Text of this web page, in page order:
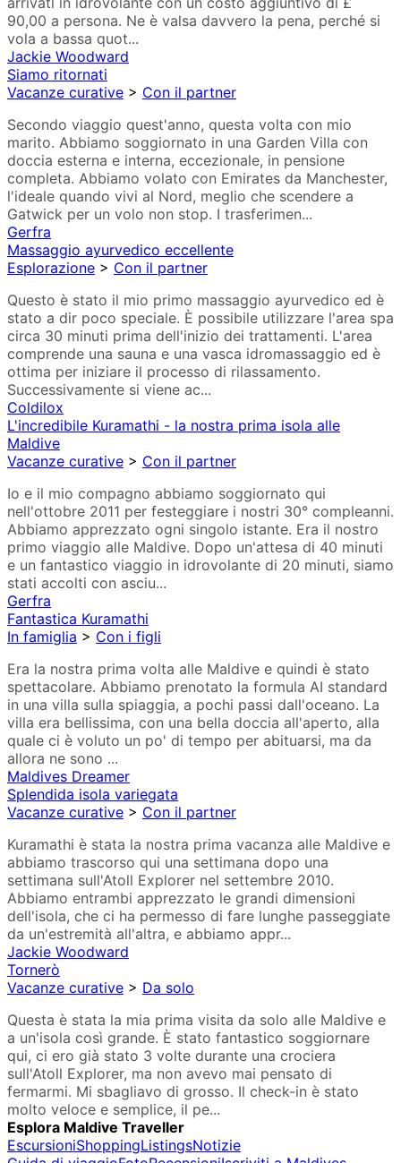
90,00 a persona. Ne è valsa davvero la pena, perché si
vola a bassa quot...
Jackie Woodward
Siamo ritornati
Vacanze curative > Con il partner
Secondo viaggio quest'anno, questa volta con mio
marito. Abbiamo soggiornato in una Garden Villa con
doccia esterna e interna, eccezionale, in pensione
completa. Abbiamo volato con Emirates da Manchester,
l'ideale quando vivi al Nord, meglio che scendere a
Gatwick per un volo non stop. I trasferimen...
Gerfra
Massaggio ayurvedico eccellente
Esplorazione > Con il partner
Questo è stato il mio primo massaggio ayurvedico ed è
stato a dir poco speciale. È possibile utilizzare l'area spa
circa 30 minuti prima dell'inizio dei trattamenti. L'area
comprende una sauna e una vasca idromassaggio ed è
ottima per iniziare il processo di rilassamento.
Successivamente si viene ac...
Coldilox
L'incredibile Kuramathi - la nostra prima isola alle
Maldive
Vacanze curative > Con il partner
Io e il mio compagno abbiamo soggiornato qui
nell'ottobre 2011 per festeggiare i nostri 30° compleanni.
Abbiamo apprezzato ogni singolo istante. Era il nostro
primo viaggio alle Maldive. Dopo un'attesa di 40 minuti
e un fantastico viaggio in idrovolante di 20 minuti, siamo
stati accolti con asciu...
Gerfra
Fantastica Kuramathi
In famiglia > Con i figli
Era la nostra prima volta alle Maldive e quindi è stato
spettacolare. Abbiamo prenotato la formula AI standard
in una villa sulla spiaggia, a pochi passi dall'oceano. La
villa era bellissima, con una bella doccia all'aperto, alla
quale ci è voluto un po' di tempo per abituarsi, ma da
allora ne sono ...
Maldives Dreamer
Splendida isola variegata
Vacanze curative > Con il partner
Kuramathi è stata la nostra prima vacanza alle Maldive e
abbiamo trascorso qui una settimana dopo una
settimana sull'Atoll Explorer nel settembre 2010.
Abbiamo entrambi apprezzato le grandi dimensioni
dell'isola, che ci ha permesso di fare lunghe passeggiate
da un'estremità all'altra, e abbiamo appr...
Jackie Woodward
Tornerò
Vacanze curative > Da solo
Questa è stata la mia prima visita da solo alle Maldive e
a un'isola così grande. È stato fantastico soggiornare
qui, ci ero già stato 3 volte durante una crociera
sull'Atoll Explorer, ma non avevo mai pensato di
fermarmi. Mi sbagliavo di grosso. Il check-in è stato
molto veloce e semplice, il pe...
Esplora Maldive Traveller
EscursioniShoppingListingsNotizie